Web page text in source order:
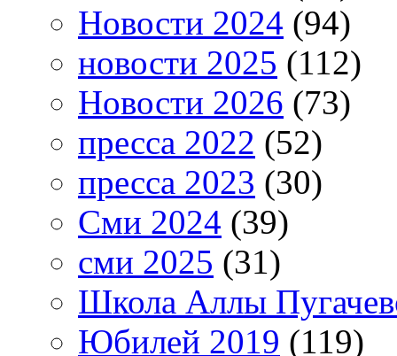
Новости 2024 (94)
новости 2025 (112)
Новости 2026 (73)
пресса 2022 (52)
пресса 2023 (30)
Сми 2024 (39)
сми 2025 (31)
Школа Аллы
Юбилей 2019 (119)